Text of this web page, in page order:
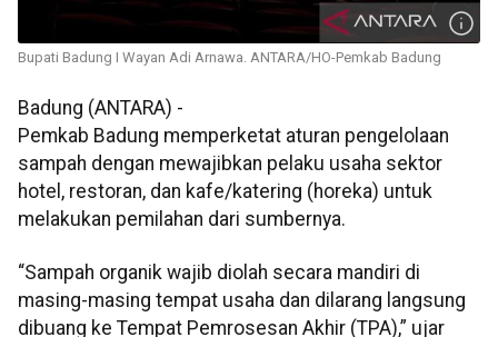
Bupati Badung I Wayan Adi Arnawa. ANTARA/HO-Pemkab Badung
Badung (ANTARA) -
Pemkab Badung memperketat aturan pengelolaan
sampah dengan mewajibkan pelaku usaha sektor
hotel, restoran, dan kafe/katering (horeka) untuk
melakukan pemilahan dari sumbernya.
“Sampah organik wajib diolah secara mandiri di
masing-masing tempat usaha dan dilarang langsung
dibuang ke Tempat Pemrosesan Akhir (TPA),” ujar